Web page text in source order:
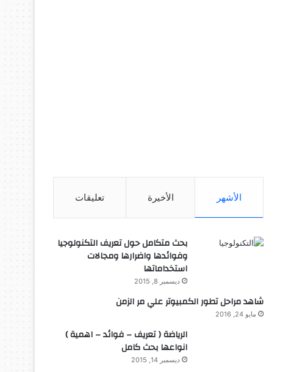
الأشهر الأخيرة تعليقات
بحث متكامل حول تعريف التكنولوجيا
وفوائدها واضرارها ومجالات
استخداماتها
ديسمبر 8, 2015
شاهد مراحل تطور الكمبيوتر علي مر الزمن
مايو 24, 2016
الرياضة ( تعريف – فوائد – اهمية )
انواعها بحث كامل
ديسمبر 14, 2015